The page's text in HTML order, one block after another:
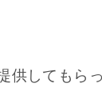
供してもら